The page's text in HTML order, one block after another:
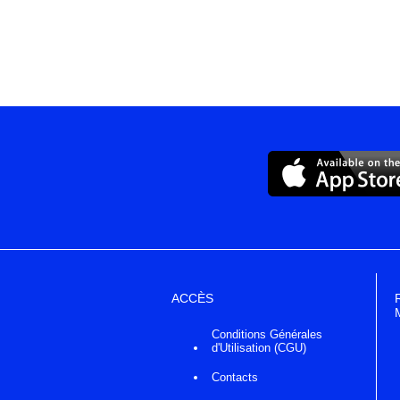
ACCÈS
Conditions Générales
d'Utilisation (CGU)
Contacts